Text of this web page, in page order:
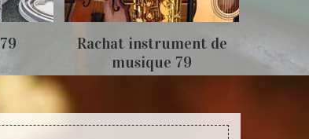
Rachat instrument de
musique 79